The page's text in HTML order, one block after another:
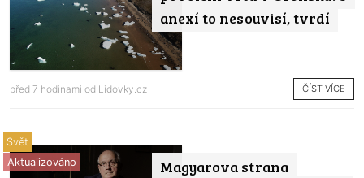
anexí to nesouvisí, tvrdí
před 7 hodinami od Lidovky.cz ČÍST VÍCE
Magyarova strana
Aktualizováno
Svět